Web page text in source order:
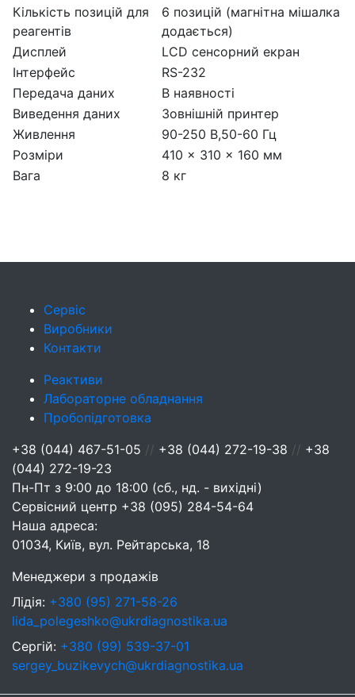
Кількість позицій для
реагентів
6 позицій (магнітна мішалка
додається)
Дисплей
LCD сенсорний екран
Інтерфейс
RS-232
Передача даних
В наявності
Виведення даних
Зовнішній принтер
Живлення
90-250 В,50-60 Гц
Розміри
410 × 310 × 160 мм
Вага
8 кг
Сервіс
Виробники
Контакти
Реактиви
Лабораторне обладнання
Пробопідготовка
+38 (044) 467-51-05 // +38 (044) 272-19-38 // +38
(044) 272-19-23
Пн-Пт з 9:00 до 18:00 (сб., нд. - вихідні)
Сервісний центр +38 (095) 284-54-64
Наша адреса:
01034, Київ, вул. Рейтарська, 18
Менеджери з продажів
Лідія: +380 (95) 271-58-26
lida_polegeshko@ukrdiagnostika.ua
Сергій: +380 (99) 539-37-01
sergey_buzikevych@ukrdiagnostika.ua